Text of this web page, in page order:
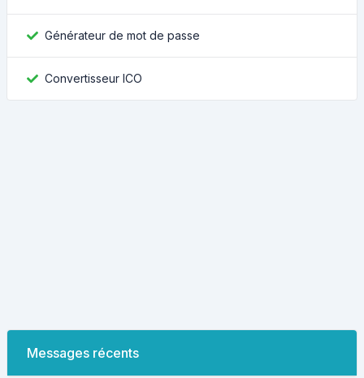
Générateur de mot de passe
Convertisseur ICO
Messages récents